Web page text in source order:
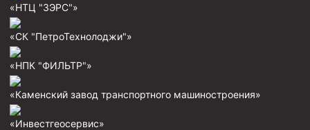
«НТЦ "ЗЭРС"»
«СК "ПетроТехнолоджи"»
«НПК "ФИЛЬТР"»
«Каменский завод транспортного машиностроения»
«Инвестгеосервис»